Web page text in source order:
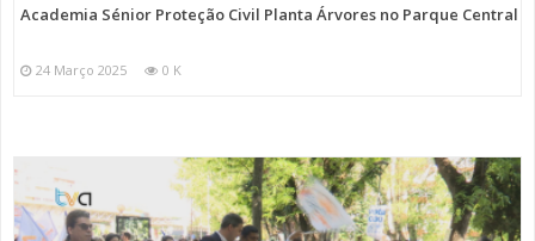
Academia Sénior Proteção Civil Planta Árvores no Parque Central
24 Março 2025 0 K